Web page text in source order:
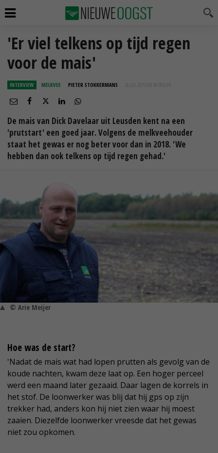
'Er viel telkens op tijd regen
voor de mais'
INTERVIEW MELKVEE PIETER STOKKERMANS 26 JUL 2019 OM 08:05
De mais van Dick Davelaar uit Leusden kent na een
'prutstart' een goed jaar. Volgens de melkveehouder
staat het gewas er nog beter voor dan in 2018. 'We
hebben dan ook telkens op tijd regen gehad.'
© Arie Meijer
Hoe was de start?
'Nadat de mais wat had lopen prutten als gevolg van de
koude nachten, kwam deze laat op. Een hoger perceel
werd een maand later gezaaid. Daar lagen de korrels in
het stof. De loonwerker was blij dat hij gps op zijn
trekker had, anders kon hij niet zien waar hij moest
zaaien. Diezelfde loonwerker vreesde dat het gewas
niet zou opkomen.